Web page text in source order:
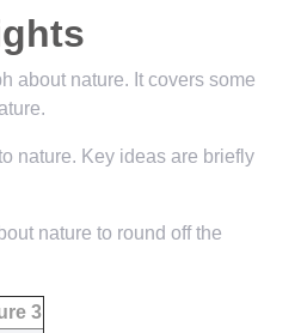
about nature. It covers some
nature. Key ideas are briefly
nature to round off the
3